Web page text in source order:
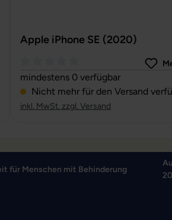
Sternen
Apple iPhone SE (2020)
Durchschnittliche Bewertung von
mindestens 0 verfügbar
Nicht mehr für den Versand
inkl. MwSt. zzgl. Versand
für Menschen mit Behinderung